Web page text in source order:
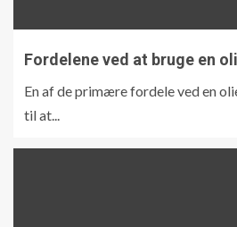
Fordelene ved at bruge en
En af de primære fordele ved en
til at...